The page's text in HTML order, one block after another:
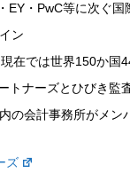
EY・PwC等に次ぐ国
ン
在では世界150か国
トナーズとひびき監
の会計事務所がメン
ズ